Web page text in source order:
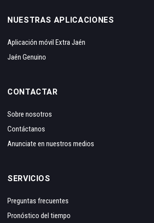
NUESTRAS APLICACIONES
Aplicación móvil Extra Jaén
Jaén Genuino
CONTACTAR
Sobre nosotros
Contáctanos
Anunciate en nuestros medios
SERVICIOS
Preguntas frecuentes
Pronóstico del tiempo